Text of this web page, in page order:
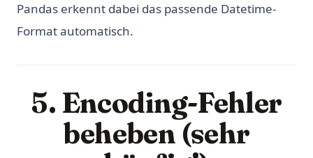
Pandas erkennt dabei das passende Datetime-
Format automatisch.
5. Encoding-Fehler
beheben (sehr